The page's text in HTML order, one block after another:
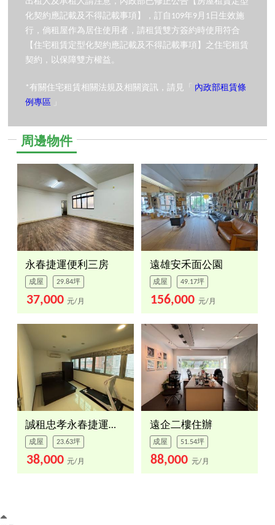
化契約應記載及不得記載事項】，訂自109年9月1日生效施
行，倘租屋作為居住使用者，請租賃雙方簽約時使用符合
【住宅租賃定型化契約應記載及不得記載事項】之住宅租賃
契約，以保障雙方權益。
*有關住宅租賃相關法規及相關資訊，請見「 內政部租賃條
例專區 」
周邊物件
永春捷運便利三房
成屋 29.84坪
37,000 元/月
遠雄安禾面公園
成屋 49.17坪
156,000 元/月
誠租忠孝永春捷運２房
成屋 23.63坪
38,000 元/月
遠企二樓住辦
成屋 51.54坪
88,000 元/月